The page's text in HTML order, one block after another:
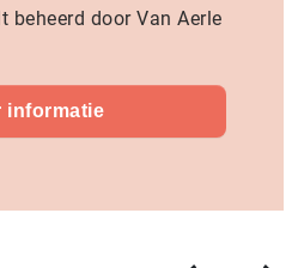
beheerd door Van Aerle
informatie